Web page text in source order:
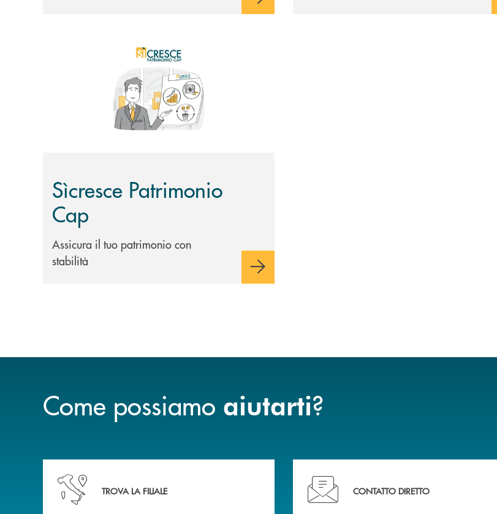
Sìcresce Patrimonio
Cap
Assicura il tuo patrimonio con
stabilità
Come possiamo aiutarti?
Accedi all' elenco completo delle nostre&nbsp; filiali .
TROVA LA FILIALE
Ti serve assistenza immediata? Contattaci!
CONTATTO DIRETTO